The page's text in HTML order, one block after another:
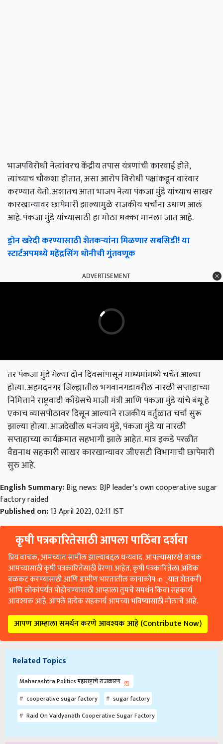
भाजपविरोधी नेत्यांवरच केंद्रीय तपास यंत्रणांची कारवाई होते,
त्यांच्याच चौकशा होतात, असा आरोप विरोधी पक्षांकडून वारंवार
करण्यात येतो. अशातच आता भाजप नेत्या पंकजा मुंडे यांच्याच साखर
कारखान्यावर छापेमारी झाल्यामुळे राजकीय चर्चांना उधाण आलं
आहे. पंकजा मुंडे यांच्यासाठी हा मोठा धक्का मानला जात आहे.
ड्रोन खरेदी करण्यासाठी शेतकऱ्यांना मिळणार सबसिडी! या
स्टार्टअपमध्ये महेंद्रसिंग धोनीची गुंतवणूक
ADVERTISEMENT
तर पंकजा मुंडे गेल्या दोन दिवसांपासून माध्यमांमध्ये चर्चेत आल्या
होत्या. अहमदनगर जिल्ह्यातील भगवानगडावरील नारळी सप्ताहाच्या
निमित्ताने राष्ट्रवादी काँग्रेसचे माजी मंत्री आणि पंकजा मुंडे यांचे बंधू हे
एकाच व्यासपीठावर दिसून आल्याने राजकीय वर्तुळात चर्चा सुरू
झाल्या होत्या. आजदेखील धनंजय मुंडे, पंकजा मुंडे या नारळी
सप्ताहाच्या कार्यक्रमात सहभागी झाले आहेत. मात्र इकडे परळीत
वैद्यनाथ सहकारी साखर कारखान्यावर जीएसटी विभागाची छापेमारी
सुरु आहे.
English Summary:Big news: BJP leader's own cooperative sugar
factory raided
Published on:13 April 2023, 02:11 IST
कृषी पत्रकारितेसाठी आपला पाठिंबा दर्शवा
प्रिय वाचक, आमच्यात सामील झाल्याबद्दल धन्यवाद. आपल्यासारखे वाचक
आमच्यासाठी कृषी पत्रकारितेसाठी प्रेरणा आहेत. कृषी पत्रकारितेला अधिक
बळकट करण्यासाठी आणि ग्रामीण भारतातील कानाकोप in्यात शेतकरी
आणि लोकांपर्यंत पोहोचण्यासाठी आम्हाला तुमचे समर्थन किंवा सहकार्य
आवश्यक आहे. आपले प्रत्येक सहकार्य आमच्या भविष्यासाठी मोलाचे आहे.
आपण आम्हाला समर्थन करणे आवश्यक आहे (Contribute Now)
Related Topics
Maharashtra Politics महाराष्ट्राचे राजकारण
cooperative sugar factory
sugar factory
Raid On Vaidyanath Cooperative Sugar Factory